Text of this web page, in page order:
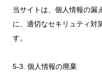
当サイトは、個人情報の漏
に、適切なセキリュティ対
す。
5-3. 個人情報の廃棄